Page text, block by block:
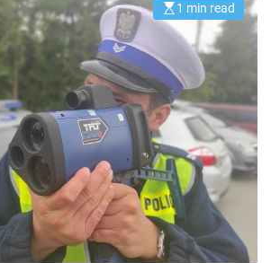
E
s
t
i
m
a
t
e
d
r
e
a
d
1 min read